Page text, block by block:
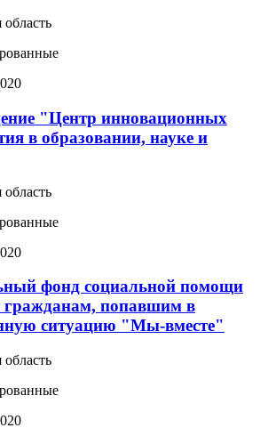
"Центр инновационных
в образовании, науке и
фонд социальной помощи
гражданам, попавшим в
ситуацию "Мы-вместе"